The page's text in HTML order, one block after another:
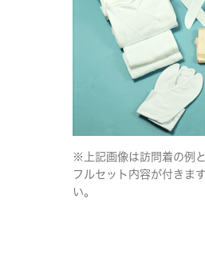
※上記画像は訪問着の例
フルセット内容が付きま
い。